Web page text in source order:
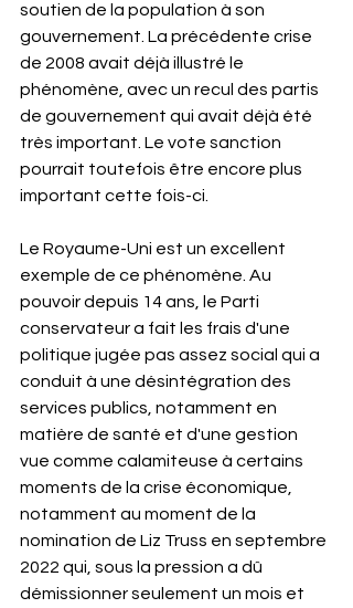
soutien de la population à son
gouvernement. La précédente crise
de 2008 avait déjà illustré le
phénomène, avec un recul des partis
de gouvernement qui avait déjà été
très important. Le vote sanction
pourrait toutefois être encore plus
important cette fois-ci.
Le Royaume-Uni est un excellent
exemple de ce phénomène. Au
pouvoir depuis 14 ans, le Parti
conservateur a fait les frais d'une
politique jugée pas assez social qui a
conduit à une désintégration des
services publics, notamment en
matière de santé et d'une gestion
vue comme calamiteuse à certains
moments de la crise économique,
notamment au moment de la
nomination de Liz Truss en septembre
2022 qui, sous la pression a dû
démissionner seulement un mois et